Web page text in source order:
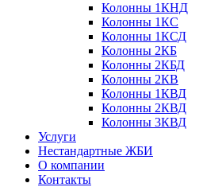
Колонны 1КНД
Колонны 1КС
Колонны 1КСД
Колонны 2КБ
Колонны 2КБД
Колонны 2КВ
Колонны 1КВД
Колонны 2КВД
Колонны 3КВД
Услуги
Нестандартные ЖБИ
О компании
Контакты